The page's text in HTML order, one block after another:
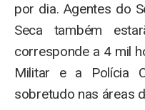
por dia. Agentes do
Seca também
corresponde a 4 mil
Militar e a Polícia
sobretudo nas áreas